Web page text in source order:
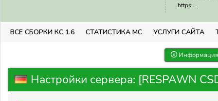
https:..
ВСЕ СБОРКИ КС 1.6 СТАТИСТИКА МС УСЛУГИ САЙТА
Настройки сервера: [RESPAWN